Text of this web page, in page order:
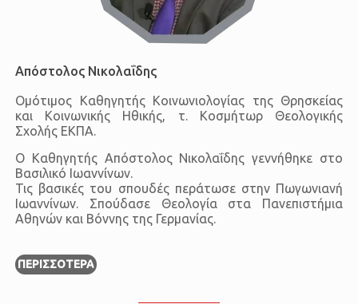
Απόστολος Νικολαΐδης
Ομότιμος Καθηγητής Κοινωνιολογίας της Θρησκείας
και Κοινωνικής Ηθικής, τ. Κοσμήτωρ Θεολογικής
Σχολής ΕΚΠΑ.
O Καθηγητής Απόστολος Νικολαΐδης γεννήθηκε στο
Βασιλικό Ιωαννίνων.
Τις βασικές του σπουδές περάτωσε στην Πωγωνιανή
Ιωαννίνων. Σπούδασε Θεολογία στα Πανεπιστήμια
Αθηνών και Βόννης της Γερμανίας.
ΠΕΡΙΣΣΌΤΕΡΑ